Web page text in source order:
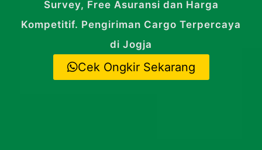
Survey, Free Asuransi dan Harga
Kompetitif. Pengiriman Cargo Terpercaya
di Jogja
Cek Ongkir Sekarang